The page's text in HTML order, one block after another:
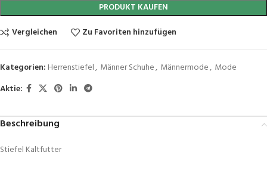
PRODUKT KAUFEN
Vergleichen
Zu Favoriten hinzufügen
Kategorien: Herrenstiefel, Männer Schuhe, Männermode, Mode
Aktie:
Beschreibung
Stiefel Kaltfutter